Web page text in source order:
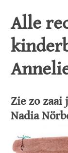
Alle
Zie zo zaai
Nadia